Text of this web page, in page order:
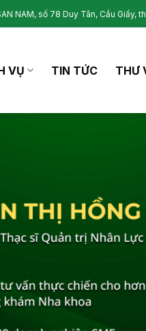
NAM, số 78 Duy Tân, Cầu Giấy,
VỤ TIN TỨC THƯ